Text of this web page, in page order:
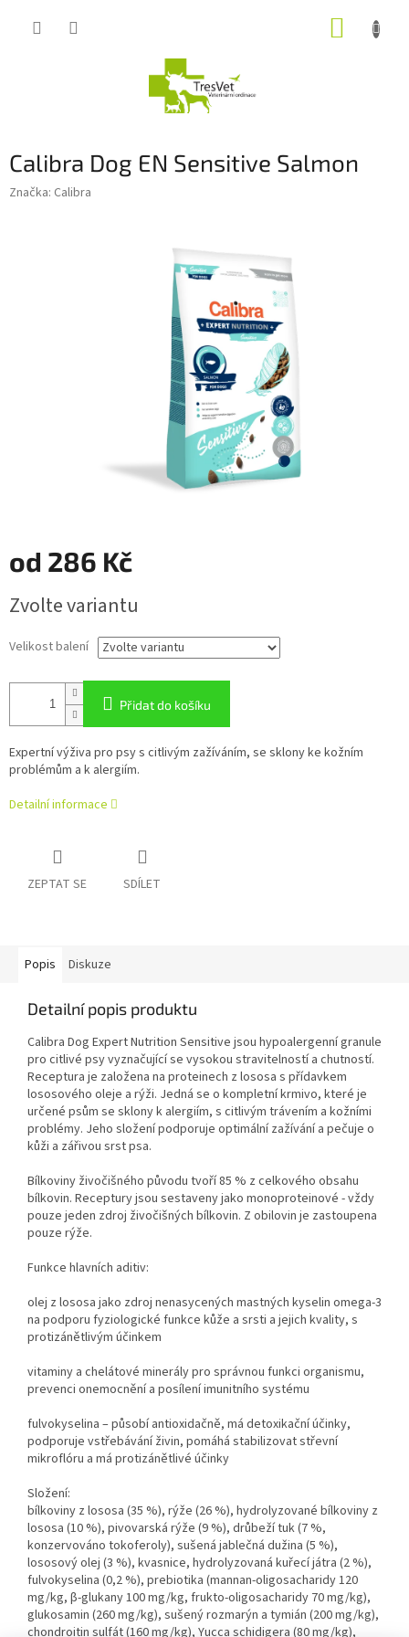
Calibra Dog EN Sensitive Salmon
Značka: Calibra
od 286 Kč
cena:
Zvolte variantu
Velikost balení
Přidat do košíku
Expertní výživa pro psy s citlivým zažíváním, se sklony ke kožním
problémům a k alergiím.
Detailní informace
ZEPTAT SE SDÍLET
Popis Diskuze
Detailní popis produktu
Calibra Dog Expert Nutrition Sensitive jsou hypoalergenní granule
pro citlivé psy vyznačující se vysokou stravitelností a chutností.
Receptura je založena na proteinech z lososa s přídavkem
lososového oleje a rýži. Jedná se o kompletní krmivo, které je
určené psům se sklony k alergiím, s citlivým trávením a kožními
problémy. Jeho složení podporuje optimální zažívání a pečuje o
kůži a zářivou srst psa.
Bílkoviny živočišného původu tvoří 85 % z celkového obsahu
bílkovin. Receptury jsou sestaveny jako monoproteinové - vždy
pouze jeden zdroj živočišných bílkovin. Z obilovin je zastoupena
pouze rýže.
Funkce hlavních aditiv:
olej z lososa jako zdroj nenasycených mastných kyselin omega-3
na podporu fyziologické funkce kůže a srsti a jejich kvality, s
protizánětlivým účinkem
vitaminy a chelátové minerály pro správnou funkci organismu,
prevenci onemocnění a posílení imunitního systému
fulvokyselina – působí antioxidačně, má detoxikační účinky,
podporuje vstřebávání živin, pomáhá stabilizovat střevní
mikroflóru a má protizánětlivé účinky
Složení:
bílkoviny z lososa (35 %), rýže (26 %), hydrolyzované bílkoviny z
lososa (10 %), pivovarská rýže (9 %), drůbeží tuk (7 %,
konzervováno tokoferoly), sušená jablečná dužina (5 %),
lososový olej (3 %), kvasnice, hydrolyzovaná kuřecí játra (2 %),
fulvokyselina (0,2 %), prebiotika (mannan-oligosacharidy 120
mg/kg, β-glukany 100 mg/kg, frukto-oligosacharidy 70 mg/kg),
glukosamin (260 mg/kg), sušený rozmarýn a tymián (200 mg/kg),
chondroitin sulfát (160 mg/kg), Yucca schidigera (80 mg/kg),